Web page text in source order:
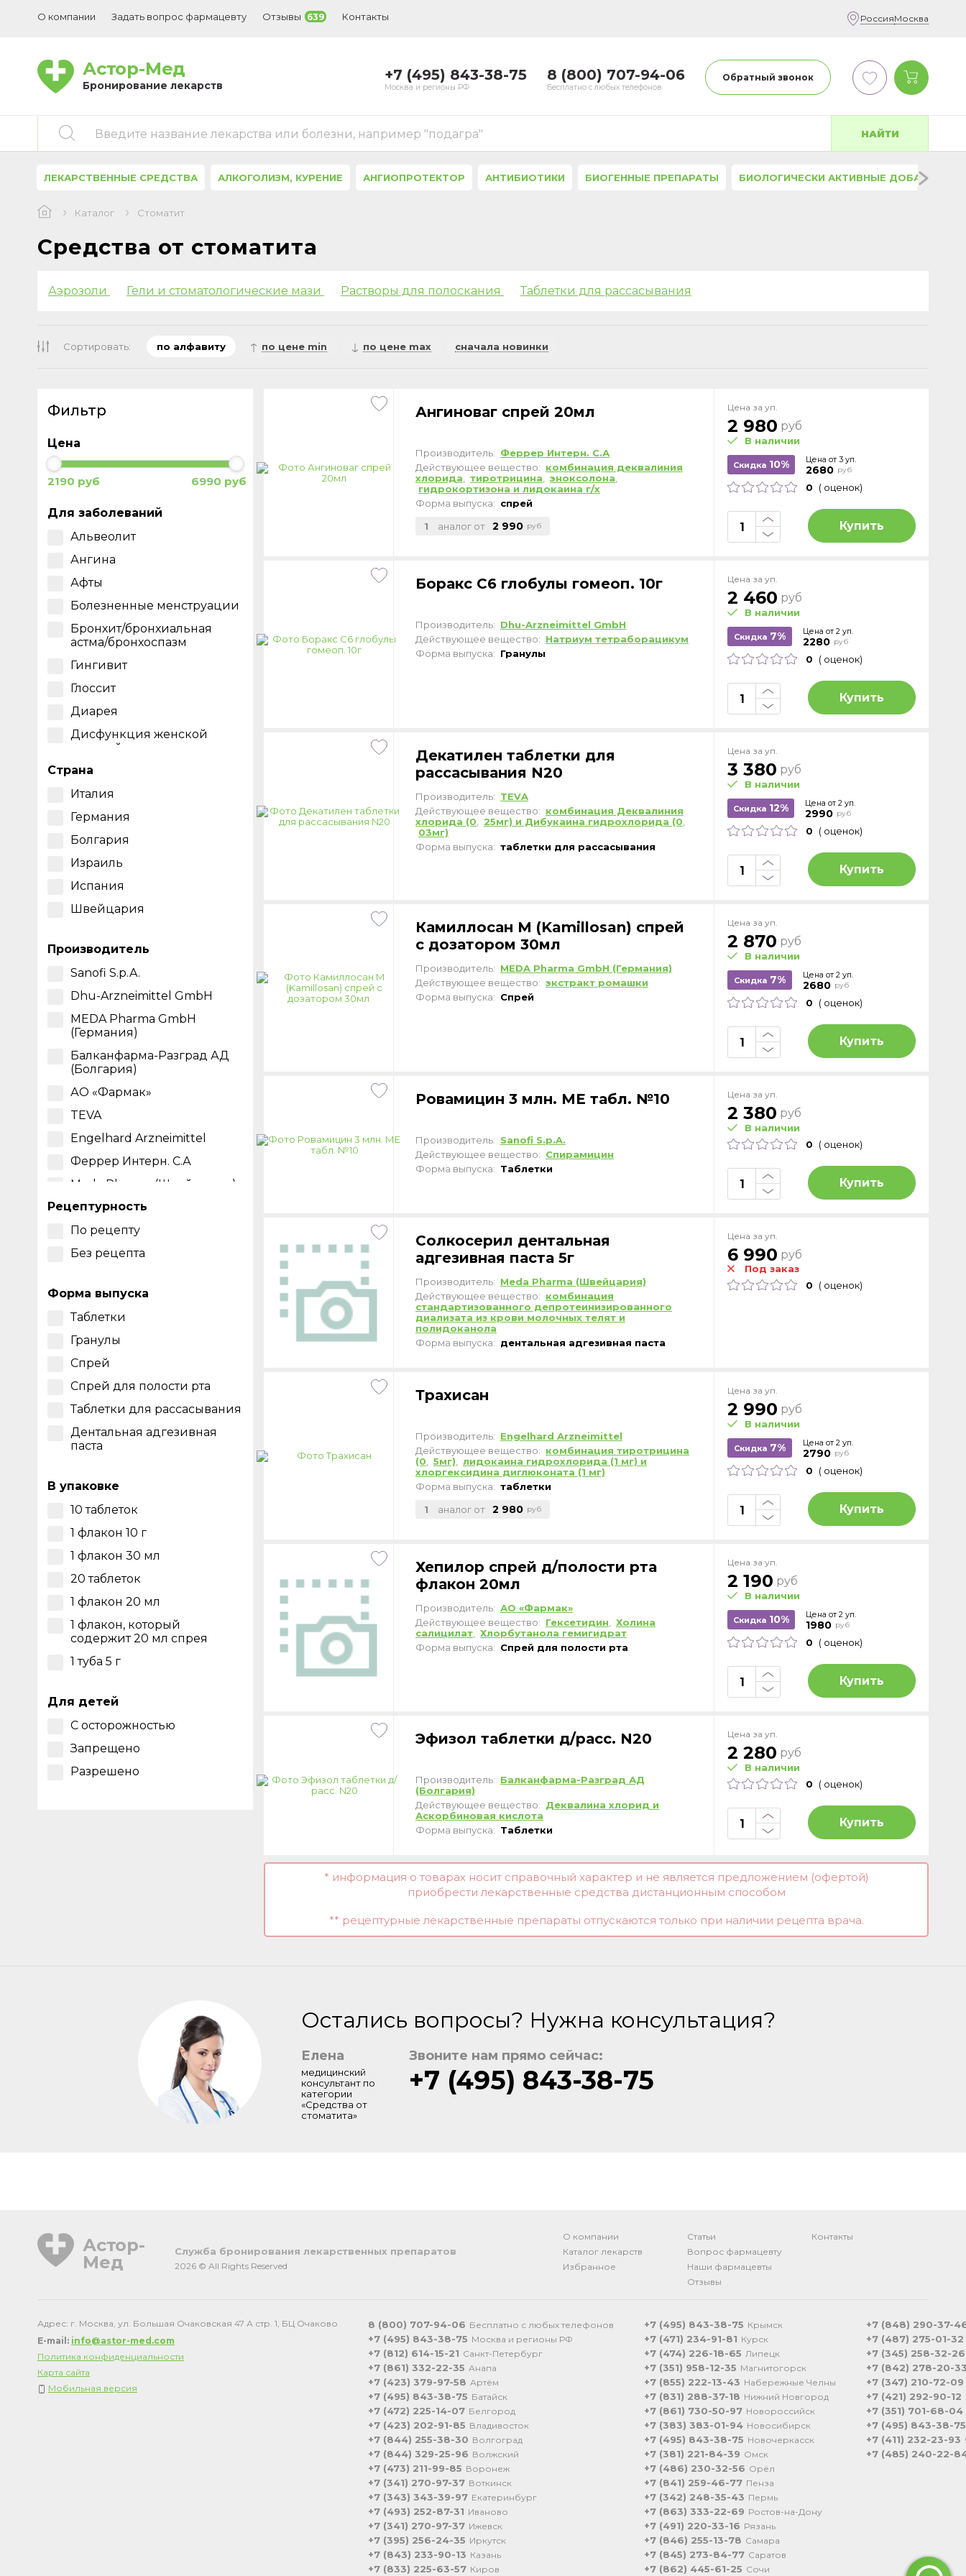
О компании Задать вопрос фармацевту Отзывы 639 Контакты РоссияМосква
Астор-Мед
Бронирование лекарств
+7 (495) 843-38-75
Москва и регионы РФ
8 (800) 707-94-06
Бесплатно с любых телефонов
Обратный звонок
Введите название лекарства или болезни, например "подагра" НАЙТИ
ЛЕКАРСТВЕННЫЕ СРЕДСТВА АЛКОГОЛИЗМ, КУРЕНИЕ АНГИОПРОТЕКТОР АНТИБИОТИКИ БИОГЕННЫЕ ПРЕПАРАТЫ БИОЛОГИЧЕСКИ АКТИВНЫЕ ДОБАВКИ
Каталог Стоматит
Средства от стоматита
Аэрозоли Гели и стоматологические мази Растворы для полоскания Таблетки для рассасывания
Сортировать: по алфавиту по цене min по цене max сначала новинки
Фильтр
Цена
2190 руб 6990 руб
Для заболеваний
Альвеолит
Ангина
Афты
Болезненные менструации
Бронхит/бронхиальная
астма/бронхоспазм
Гингивит
Глоссит
Диарея
Дисфункция женской
половой системы
Женское бесплодие
Заеды
Ларингит
Пародонтит
Пневмония
Риносинусит
Стоматит
Сухой кашель по утрам и
вечером
Тонзиллит
Фарингит
Страна
Италия
Германия
Болгария
Израиль
Испания
Швейцария
Производитель
Sanofi S.p.A.
Dhu-Arzneimittel GmbH
MEDA Pharma GmbH
(Германия)
Балканфарма-Разград АД
(Болгария)
АО «Фармак»
TEVA
Engelhard Arzneimittel
Феррер Интерн. С.А
Meda Pharma (Швейцария)
Рецептурность
По рецепту
Без рецепта
Форма выпуска
Таблетки
Гранулы
Спрей
Спрей для полости рта
Таблетки для рассасывания
Дентальная адгезивная
паста
В упаковке
10 таблеток
1 флакон 10 г
1 флакон 30 мл
20 таблеток
1 флакон 20 мл
1 флакон, который
содержит 20 мл спрея
1 туба 5 г
Для детей
С осторожностью
Запрещено
Разрешено
Ангиноваг спрей 20мл
Производитель: Феррер Интерн. С.А
Действующее вещество: комбинация деквалиния
хлорида
тиротрицина эноксолона
гидрокортизона и лидокаина г/х
Форма выпуска: спрей
1
аналог от 2 990 руб
Цена за уп.
2 980 руб
В наличии
Скидка 10% Цена от 3 уп.
2680 руб
0 ( оценок)
Купить
Боракс C6 глобулы гомеоп. 10г
Производитель: Dhu-Arzneimittel GmbH
Действующее вещество: Натриум тетраборацикум
Форма выпуска: Гранулы
Цена за уп.
2 460 руб
В наличии
Скидка 7% Цена от 2 уп.
2280 руб
0 ( оценок)
Купить
Декатилен таблетки для
рассасывания N20
Производитель: TEVA
Действующее вещество: комбинация Деквалиния
хлорида (0
25мг) и Дибукаина гидрохлорида (0
03мг)
Форма выпуска: таблетки для рассасывания
Цена за уп.
3 380 руб
В наличии
Скидка 12% Цена от 2 уп.
2990 руб
0 ( оценок)
Купить
Камиллосан М (Kamillosan) спрей
с дозатором 30мл
Производитель: MEDA Pharma GmbH (Германия)
Действующее вещество: экстракт ромашки
Форма выпуска: Спрей
Цена за уп.
2 870 руб
В наличии
Скидка 7% Цена от 2 уп.
2680 руб
0 ( оценок)
Купить
Ровамицин 3 млн. МЕ табл. №10
Производитель: Sanofi S.p.A.
Действующее вещество: Cпирамицин
Форма выпуска: Таблетки
Цена за уп.
2 380 руб
В наличии
0
( оценок)
Купить
Солкосерил дентальная
адгезивная паста 5г
Производитель: Meda Pharma (Швейцария)
Действующее вещество: комбинация
стандартизованного депротеинизированного
диализата из крови молочных телят и
полидоканола
Форма выпуска: дентальная адгезивная паста
Цена за уп.
6 990 руб
Под заказ
0
( оценок)
Трахисан
Производитель: Engelhard Arzneimittel
Действующее вещество: комбинация тиротрицина
(0
5мг)
лидокаина гидрохлорида (1 мг) и
хлоргексидина диглюконата (1 мг)
Форма выпуска: таблетки
1
аналог от 2 980 руб
Цена за уп.
2 990 руб
В наличии
Скидка 7% Цена от 2 уп.
2790 руб
0 ( оценок)
Купить
Хепилор спрей д/полости рта
флакон 20мл
Производитель: АО «Фармак»
Действующее вещество: Гексетидин
Холина
салицилат
Хлорбутанола гемигидрат
Форма выпуска: Спрей для полости рта
Цена за уп.
2 190 руб
В наличии
Скидка 10% Цена от 2 уп.
1980 руб
0 ( оценок)
Купить
Эфизол таблетки д/расс. N20
Производитель: Балканфарма-Разград АД
(Болгария)
Действующее вещество: Деквалина хлорид и
Аскорбиновая кислота
Форма выпуска: Таблетки
Цена за уп.
2 280 руб
В наличии
0
( оценок)
Купить
* информация о товарах носит справочный характер и не является предложением (офертой)
приобрести лекарственные средства дистанционным способом
** рецептурные лекарственные препараты отпускаются только при наличии рецепта врача.
Остались вопросы? Нужна консультация?
Елена
медицинский
консультант по
категории
«Средства от
стоматита»
Звоните нам прямо сейчас:
+7 (495) 843-38-75
Астор-
Мед
Cлужба бронирования лекарственных препаратов
2026 © All Rights Reserved
О компании
Каталог лекарств
Избранное
Статьи
Вопрос фармацевту
Наши фармацевты
Отзывы
Контакты
Адрес: г. Москва, ул. Большая Очаковская 47 А стр. 1, БЦ Очаково
E-mail: info@astor-med.com
Политика конфиденциальности
Карта сайта
Мобильная версия
8 (800) 707-94-06 Бесплатно с любых телефонов
+7 (495) 843-38-75 Москва и регионы РФ
+7 (812) 614-15-21 Санкт-Петербург
+7 (861) 332-22-35 Анапа
+7 (423) 379-97-58 Артём
+7 (495) 843-38-75 Батайск
+7 (472) 225-14-07 Белгород
+7 (423) 202-91-85 Владивосток
+7 (844) 255-38-30 Волгоград
+7 (844) 329-25-96 Волжский
+7 (473) 211-99-85 Воронеж
+7 (341) 270-97-37 Воткинск
+7 (343) 343-39-97 Екатеринбург
+7 (493) 252-87-31 Иваново
+7 (341) 270-97-37 Ижевск
+7 (395) 256-24-35 Иркутск
+7 (843) 233-90-13 Казань
+7 (833) 225-63-57 Киров
+7 (495) 843-38-75 Крымск
+7 (471) 234-91-81 Курск
+7 (474) 226-18-65 Липецк
+7 (351) 958-12-35 Магнитогорск
+7 (855) 222-13-43 Набережные Челны
+7 (831) 288-37-18 Нижний Новгород
+7 (861) 730-50-97 Новороссийск
+7 (383) 383-01-94 Новосибирск
+7 (495) 843-38-75 Новочеркасск
+7 (381) 221-84-39 Омск
+7 (486) 230-32-56 Орёл
+7 (841) 259-46-77 Пенза
+7 (342) 248-35-43 Пермь
+7 (863) 333-22-69 Ростов-на-Дону
+7 (491) 220-33-16 Рязань
+7 (846) 255-13-78 Самара
+7 (845) 273-84-77 Саратов
+7 (862) 445-61-25 Сочи
+7 (848) 290-37-
+7 (487) 275-01-32
+7 (345) 258-32-26
+7 (842) 278-20-
+7 (347) 210-72-09
+7 (421) 292-90-12
+7 (351) 701-68-04
+7 (495) 843-38-75
+7 (411) 232-23-93
+7 (485) 240-22-